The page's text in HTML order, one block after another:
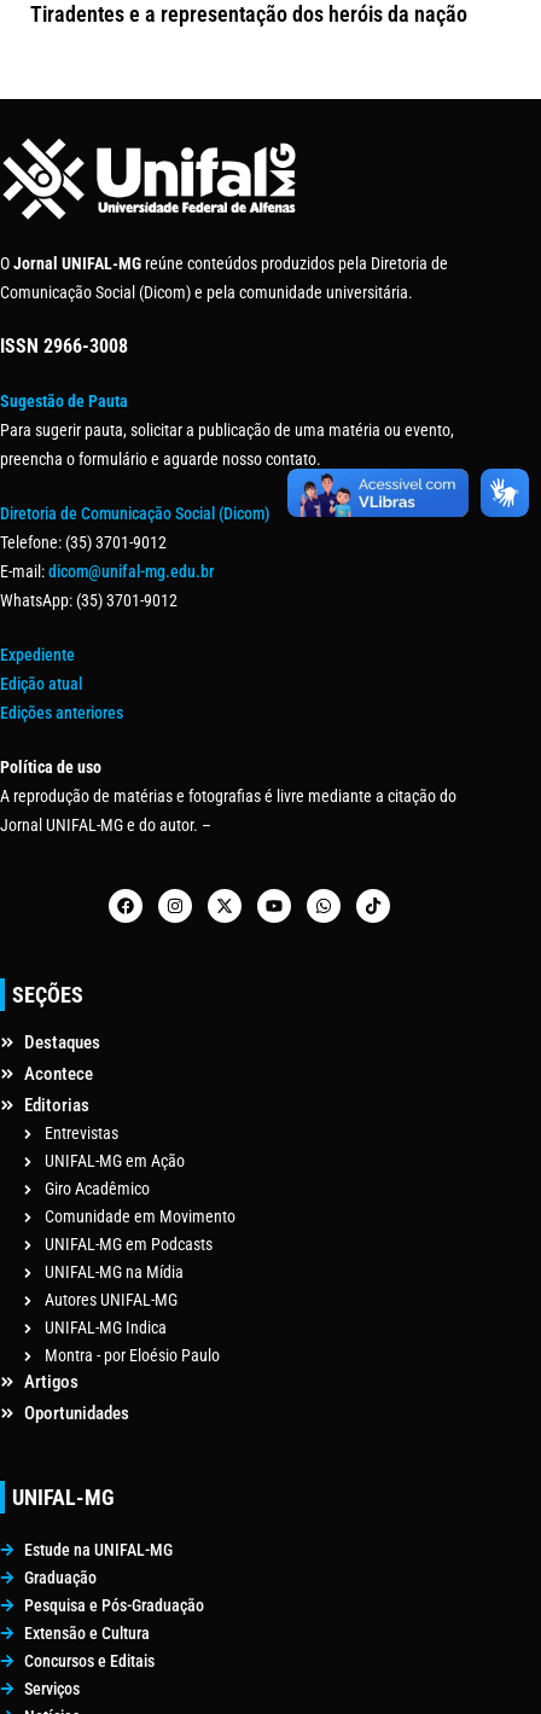
Tiradentes e a representação dos heróis da nação
OJornal UNIFAL-MG reúne conteúdos produzidos pela Diretoria de
Comunicação Social (Dicom) e pela comunidade universitária.
ISSN 2966-3008
Sugestão de Pauta
Para sugerir pauta, solicitar a publicação de uma matéria ou evento,
preencha o formulário e aguarde nosso contato.
Diretoria de Comunicação Social (Dicom)
Telefone: (35) 3701-9012
E-mail:dicom@unifal-mg.edu.br
WhatsApp: (35) 3701-9012
Expediente
Edição atual
Edições anteriores
Política de uso
A reprodução de matérias e fotografias é livre mediante a citação do
Jornal UNIFAL-MG e do autor. –
SEÇÕES
Destaques
Acontece
Editorias
Entrevistas
UNIFAL-MG em Ação
Giro Acadêmico
Comunidade em Movimento
UNIFAL-MG em Podcasts
UNIFAL-MG na Mídia
Autores UNIFAL-MG
UNIFAL-MG Indica
Montra - por Eloésio Paulo
Artigos
Oportunidades
UNIFAL-MG
Estude na UNIFAL-MG
Graduação
Pesquisa e Pós-Graduação
Extensão e Cultura
Concursos e Editais
Serviços